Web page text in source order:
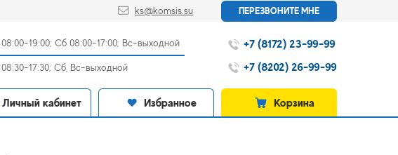
ks@komsis.su ПЕРЕЗВОНИТЕ МНЕ
19:00; Сб 08:00-17:00; Вс-выходной
17:30; Сб, Вс-выходной
+7 (8172) 23-99-99
+7 (8202) 26-99-99
Личный кабинет Избранное Корзина